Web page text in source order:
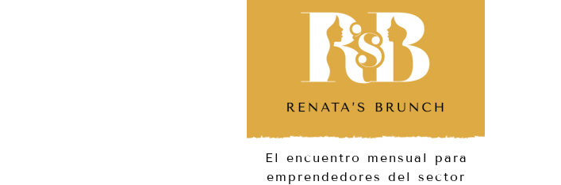
El encuentro mensual para
emprendedores del sector